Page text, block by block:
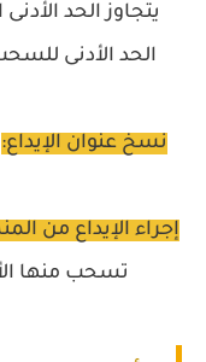
يتجاوز الحد
نسخ عنوان الإيداع:
إجراء الإيداع من
تسحب منها